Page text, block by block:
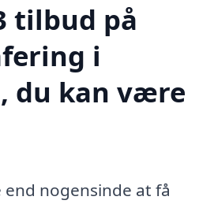
tilbud på
i
du kan være
nogensinde at få